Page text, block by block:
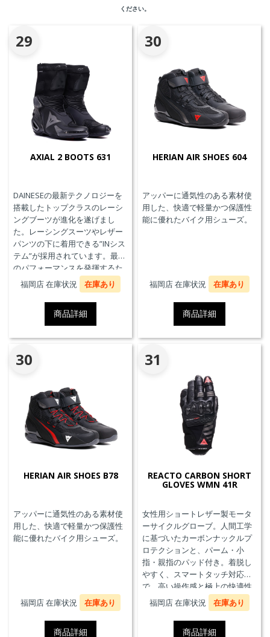
ください。
29
AXIAL 2 BOOTS 631
DAINESEの最新テクノロジーを
搭載したトップクラスのレーシ
ングブーツが進化を遂げまし
た。レーシングスーツやレザー
パンツの下に着用できる”INシス
テム”が採用されています。最高
のパフォーマンスを発揮するた
めに、ケブラーカーボンを使用
したAxial Distorsion Control
Systemテクノロジー、
Groundtrax®レーシングソー
ル、交換可能なマグネシウムス
ライダーを採用しています。
福岡店 在庫状況 在庫あり
商品詳細
30
HERIAN AIR SHOES 604
アッパーに通気性のある素材使
用した、快適で軽量かつ保護性
能に優れたバイク用シューズ。
福岡店 在庫状況 在庫あり
商品詳細
30
HERIAN AIR SHOES B78
アッパーに通気性のある素材使
用した、快適で軽量かつ保護性
能に優れたバイク用シューズ。
福岡店 在庫状況 在庫あり
商品詳細
31
REACTO CARBON SHORT
GLOVES WMN 41R
女性用ショートレザー製モータ
ーサイクルグローブ。人間工学
に基づいたカーボンナックルプ
ロテクションと、パーム・小
指・親指のパッド付き。着脱し
やすく、スマートタッチ対応
で、高い操作感と極上の快適性
を実現。
福岡店 在庫状況 在庫あり
商品詳細